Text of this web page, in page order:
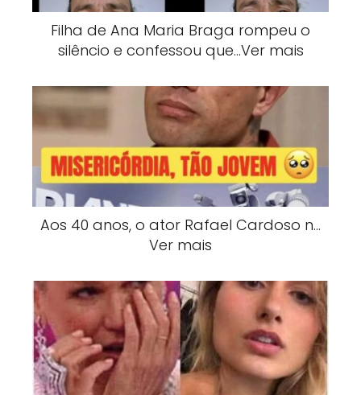
Filha de Ana Maria Braga rompeu o
silêncio e confessou que…Ver mais
Aos 40 anos, o ator Rafael Cardoso n…
Ver mais